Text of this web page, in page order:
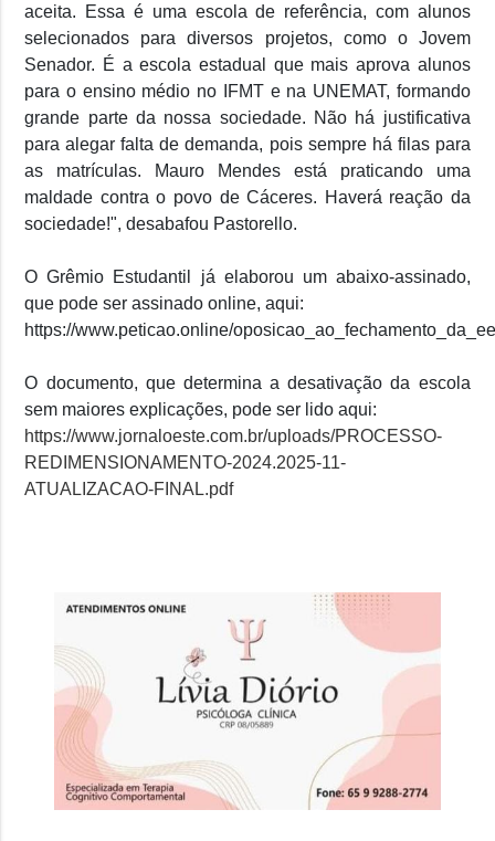
aceita. Essa é uma escola de referência, com alunos
selecionados para diversos projetos, como o Jovem
Senador. É a escola estadual que mais aprova alunos
para o ensino médio no IFMT e na UNEMAT, formando
grande parte da nossa sociedade. Não há justificativa
para alegar falta de demanda, pois sempre há filas para
as matrículas. Mauro Mendes está praticando uma
maldade contra o povo de Cáceres. Haverá reação da
sociedade!", desabafou Pastorello.
O Grêmio Estudantil já elaborou um abaixo-assinado,
que pode ser assinado online, aqui:
https://www.peticao.online/
O documento, que determina a desativação da escola
sem maiores explicações, pode ser lido aqui:
https://www.jornaloeste.com.br/uploads/PROCESSO-
REDIMENSIONAMENTO-2024.2025-11-
ATUALIZACAO-FINAL.pdf